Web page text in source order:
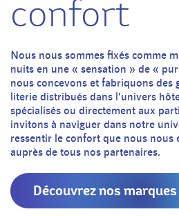
confort
Nous nous sommes fixés comme
nuits en une « sensation » de «
nous concevons et fabriquons des
literie distribués dans l’univers
spécialisés ou directement aux
invitons à naviguer dans notre
ressentir le confort que nous nous
auprès de tous nos partenaires.
Découvrez nos marques